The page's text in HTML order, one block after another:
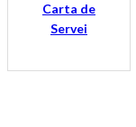
Carta de
Servei